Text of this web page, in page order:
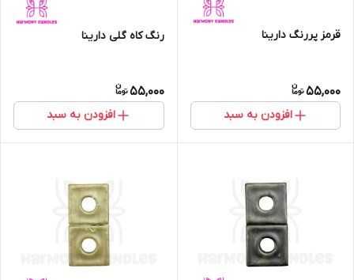
قرمز پررنگ دارینا
55,000
افزودن به سبد
رنگ کاه گلی دارینا
55,000
افزودن به سبد